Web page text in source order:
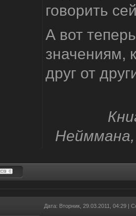
говорить
А вот
значениям,
друг от
Нейммана,
Дата: Вторник, 29.03.2011, 04:29 |